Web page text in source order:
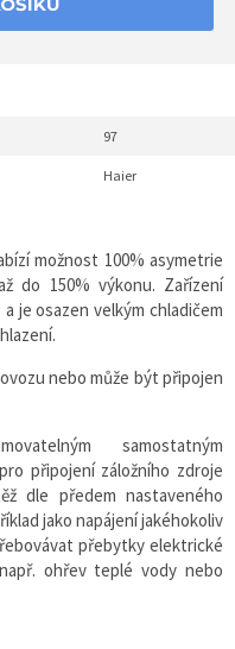
97
Haier
možnost 100% asymetrie
do 150% výkonu. Zařízení
je osazen velkým chladičem
nebo může být připojen
samostatným
připojení záložního zdroje
dle předem nastaveného
jako napájení jakéhokoliv
přebytky elektrické
ohřev teplé vody nebo